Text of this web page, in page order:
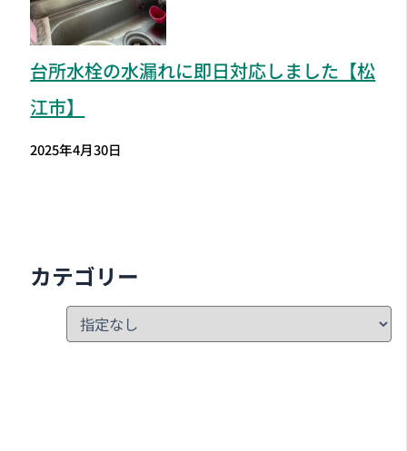
台所水栓の水漏れに即日対応しました【松
江市】
2025年4月30日
カテゴリー